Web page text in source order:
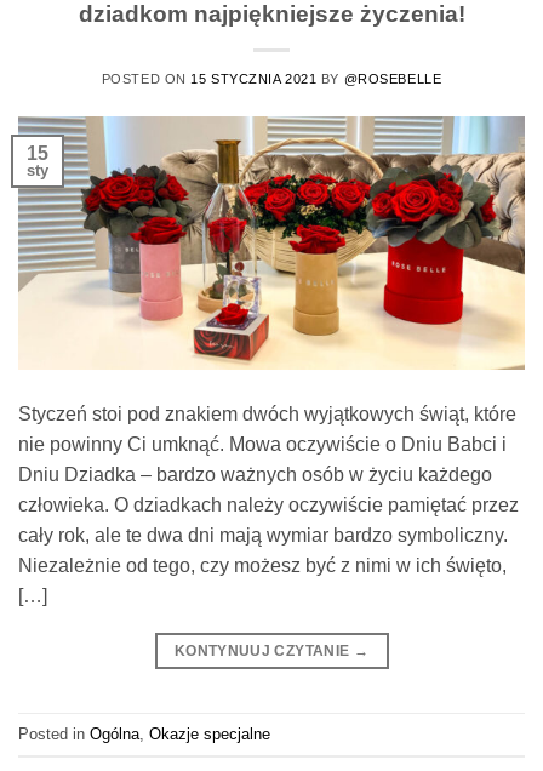
dziadkom najpiękniejsze życzenia!
POSTED ON 15 STYCZNIA 2021 BY @ROSEBELLE
15
sty
Styczeń stoi pod znakiem dwóch wyjątkowych świąt, które
nie powinny Ci umknąć. Mowa oczywiście o Dniu Babci i
Dniu Dziadka – bardzo ważnych osób w życiu każdego
człowieka. O dziadkach należy oczywiście pamiętać przez
cały rok, ale te dwa dni mają wymiar bardzo symboliczny.
Niezależnie od tego, czy możesz być z nimi w ich święto,
[…]
KONTYNUUJ CZYTANIE →
Posted in Ogólna Okazje specjalne